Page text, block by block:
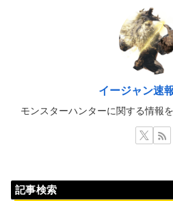
イージャン速
モンスターハンターに関する情報
記事検索